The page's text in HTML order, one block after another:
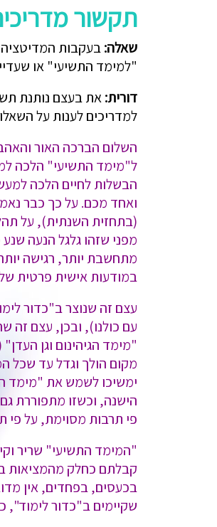
תקשור
שאלה:בעקבות
"למימד התשיעי" או
דורית:את בעצם נותנת
למדריכים לענות על
השלום הברכה האור
ל"מימד התשיעי" הלכה
הבשלות לחיים הלכה
ואחד מכם. על כך כבר
(בתחזית השנתית), על
מפני שזהו גלגל הנעה
מתחשבת יותר, רגישה
במודעות אישית פרטית
עצם זה שנוצר ב"כדור
עם כולנו), ובכן, עצם זה
"מימד הגיהינום וגן
מקום הולך וגדל עד שכל
ימשיכו לשמש את "מימד
הישנה, וכשזו מתפוררת
פי תרבות מסוימת, על
"המימד התשיעי" שריר
קבלתם כחלק מהמציאות
בכעסים, בפחדים, אין
שקיימים ב"כדור לימוד",